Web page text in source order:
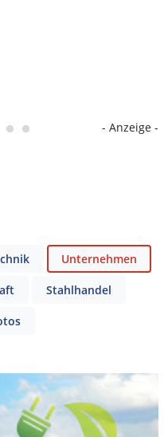
- Anzeige -
Unternehmen
Stahlhandel